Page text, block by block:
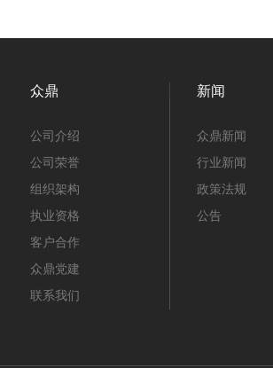
众鼎
公司介绍
公司荣誉
组织架构
执业资格
客户合作
众鼎党建
联系我们
新闻
众鼎新闻
行业新闻
政策法规
公告